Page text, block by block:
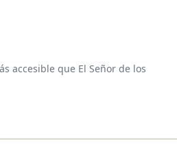
accesible que El Señor de los